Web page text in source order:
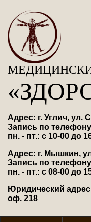
Адрес: г. Углич, ул.
Запись по
пн. - пт.: с 10-00 до
Адрес: г. Мышкин,
Запись по
пн. - пт.: с 08-00 до
Юридический
оф. 218